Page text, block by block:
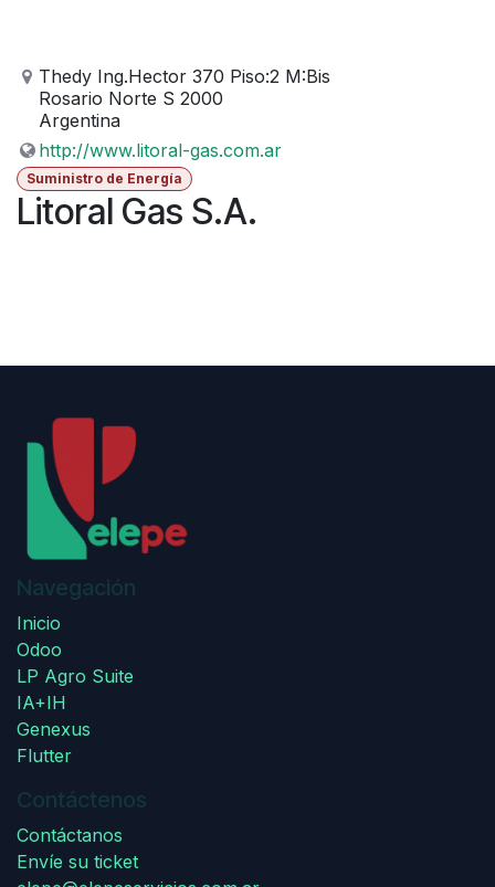
Thedy Ing.Hector 370 Piso:2 M:Bis
Rosario Norte S 2000
Argentina
http://www.litoral-gas.com.ar
Suministro de Energía
Litoral Gas S.A.
Navegación
Inicio
Odoo
LP Agro Suite
IA+IH
Genexus
Flutter
Contáctenos
Contáctanos
Envíe su ticket